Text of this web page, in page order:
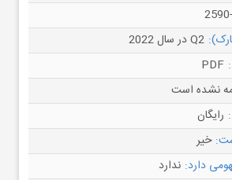
Q2 در سال 2022
PDF
نشده است
رایگان
خیر
دارد: ندارد